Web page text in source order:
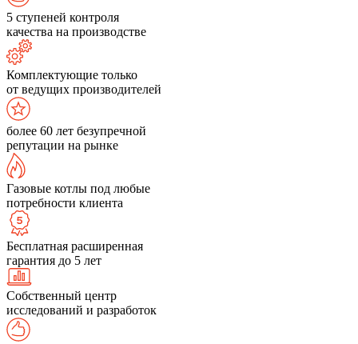
5 ступеней контроля
качества на производстве
Комплектующие только
от ведущих производителей
более 60 лет безупречной
репутации на рынке
Газовые котлы под любые
потребности клиента
Бесплатная расширенная
гарантия до 5 лет
Собственный центр
исследований и разработок